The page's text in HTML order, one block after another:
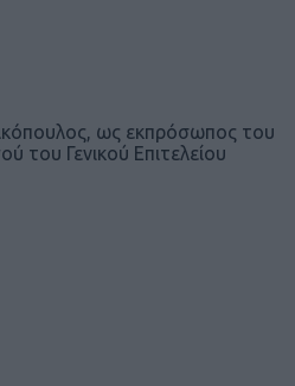
ως εκπρόσωπος του
του Γενικού Επιτελείου